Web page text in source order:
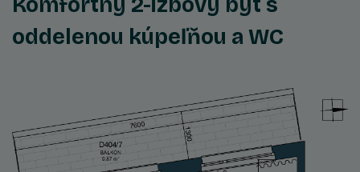
oddelenou kúpeľňou a WC